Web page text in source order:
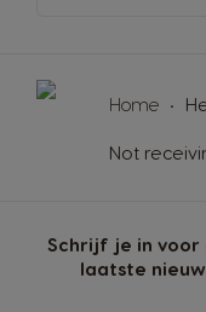
Home
Not
Schrijf je in voor
laatste